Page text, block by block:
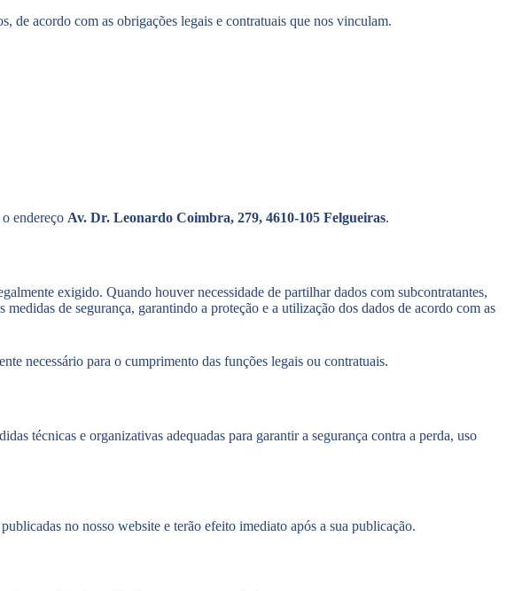
de acordo com as obrigações legais e contratuais que nos vinculam.
endereço Av. Dr. Leonardo Coimbra, 279, 4610-105 Felgueiras.
exigido. Quando houver necessidade de partilhar dados com subcontratantes,
de segurança, garantindo a proteção e a utilização dos dados de acordo com as
necessário para o cumprimento das funções legais ou contratuais.
técnicas e organizativas adequadas para garantir a segurança contra a perda, uso
no nosso website e terão efeito imediato após a sua publicação.